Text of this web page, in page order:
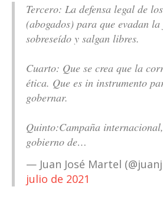
Tercero: La defensa legal de
(abogados) para que evadan
sobreseído y salgan libres.
Cuarto: Que se crea que la
ética. Que es in instrumento
gobernar.
Quinto:Campaña
gobierno de…
— Juan José Martel
julio de 2021